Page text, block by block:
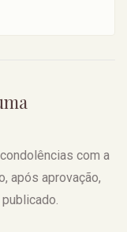
com a
após aprovação,